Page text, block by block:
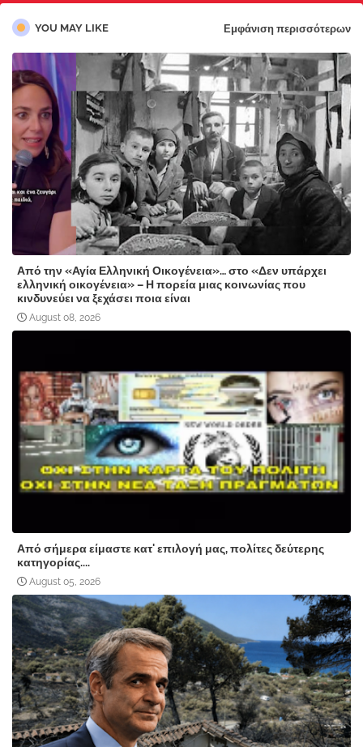
YOU MAY LIKE Εμφάνιση περισσότερων
Από την «Αγία Ελληνική Οικογένεια»… στο «Δεν υπάρχει
ελληνική οικογένεια» – Η πορεία μιας κοινωνίας που
κινδυνεύει να ξεχάσει ποια είναι
August 08, 2026
Από σήμερα είμαστε κατ' επιλογή μας, πολίτες δεύτερης
κατηγορίας....
August 05, 2026